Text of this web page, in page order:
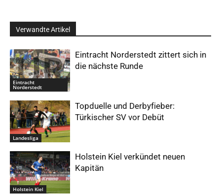
Verwandte Artikel
Eintracht
Norderstedt
Eintracht Norderstedt zittert sich in
die nächste Runde
Landesliga
Topduelle und Derbyfieber:
Türkischer SV vor Debüt
Holstein Kiel
Holstein Kiel verkündet neuen
Kapitän